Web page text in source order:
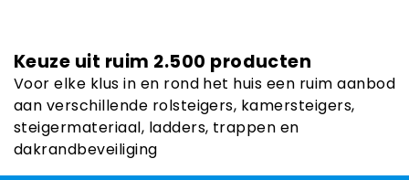
Keuze uit ruim 2.500 producten
Voor elke klus in en rond het huis een ruim aanbod
aan verschillende rolsteigers, kamersteigers,
steigermateriaal, ladders, trappen en
dakrandbeveiliging